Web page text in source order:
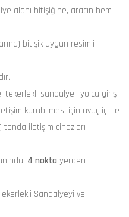
alanı bitişiğine, aracın hem
bitişik uygun resimli
tekerlekli sandalyeli yolcu giriş
kurabilmesi için avuç içi ile
tonda iletişim cihazları
4 nokta yerden
Sandalyeyi ve